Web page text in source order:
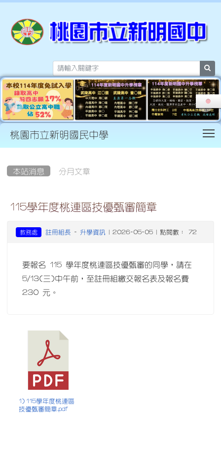
桃園市立新明國民中學
本站消息 分月文章
115學年度桃連區技優甄審簡章
教務處 註冊組長 - 升學資訊| 2026-05-05 | 點閱數： 72
要報名 115 學年度桃連區技優甄審的同學，請在
5/13(三)中午前，至註冊組繳交報名表及報名費
230 元。
1) 115學年度桃連區
技優甄審簡章.pdf